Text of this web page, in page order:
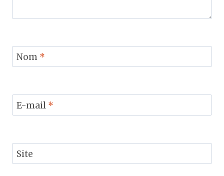
Nom *
E-mail *
Site